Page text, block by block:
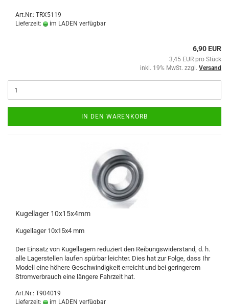
Art.Nr.: TRX5119
Lieferzeit:
im LADEN verfügbar
6,90 EUR
3,45 EUR pro Stück
inkl. 19% MwSt. zzgl. Versand
IN DEN WARENKORB
Kugellager 10x15x4mm
Kugellager 10x15x4 mm
Der Einsatz von Kugellagern reduziert den Reibungswiderstand, d. h.
alle Lagerstellen laufen spürbar leichter. Dies hat zur Folge, dass Ihr
Modell eine höhere Geschwindigkeit erreicht und bei geringerem
Stromverbrauch eine längere Fahrzeit hat.
Art.Nr.: T904019
Lieferzeit:
im LADEN verfügbar